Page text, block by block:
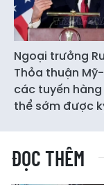
Ngoại trưởng
Thỏa thuận
các tuyến
thể sớm được
ĐỌC THÊM